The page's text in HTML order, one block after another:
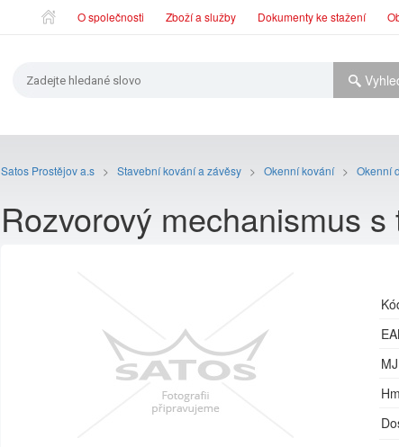
O společnosti Zboží a služby Dokumenty ke stažení
Satos Prostějov a.s > Stavební kování a závěsy > Okenní kování > Okenní
Rozvorový mechanismus
MJ